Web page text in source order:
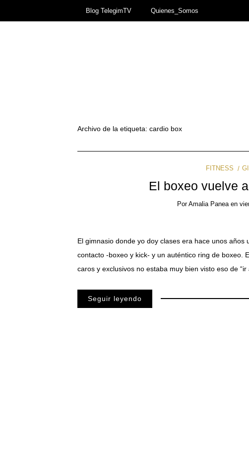
Blog TelegimTV Quienes_Somos
Archivo de la etiqueta: cardio box
FITNESS
El boxeo vuelve
PorAmalia Panea en
El gimnasio donde yo doy clases era hace unos
contacto -boxeo y kick- y un auténtico ring de boxeo.
caros y exclusivos no estaba muy bien visto eso de
Seguir leyendo